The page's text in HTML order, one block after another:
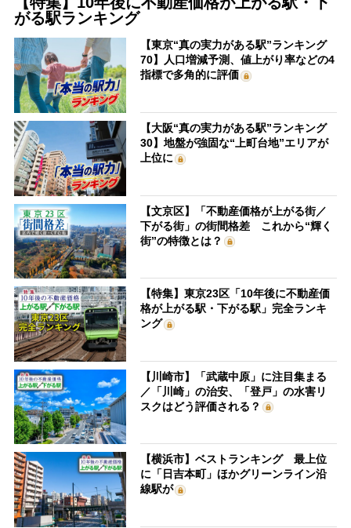
がる駅ランキング
【東京“真の実力がある駅”ランキング
70】人口増減予測、値上がり率などの4
指標で多角的に評価
【大阪“真の実力がある駅”ランキング
30】地盤が強固な“上町台地”エリアが
上位に
【文京区】「不動産価格が上がる街／
下がる街」の街間格差 これから“輝く
街”の特徴とは？
【特集】東京23区「10年後に不動産価
格が上がる駅・下がる駅」完全ランキ
ング
【川崎市】「武蔵中原」に注目集まる
／「川崎」の治安、「登戸」の水害リ
スクはどう評価される？
【横浜市】ベストランキング 最上位
に「日吉本町」ほかグリーンライン沿
線駅が